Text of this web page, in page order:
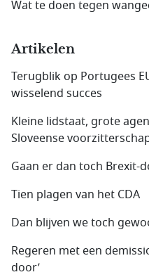
Wat te doen tegen
Artikelen
Terugblik op Portugees
wisselend succes
Kleine lidstaat, grote
Sloveense
Gaan er dan toch Brexit-
Tien plagen van het CDA
Dan blijven we toch
Regeren met een
door’